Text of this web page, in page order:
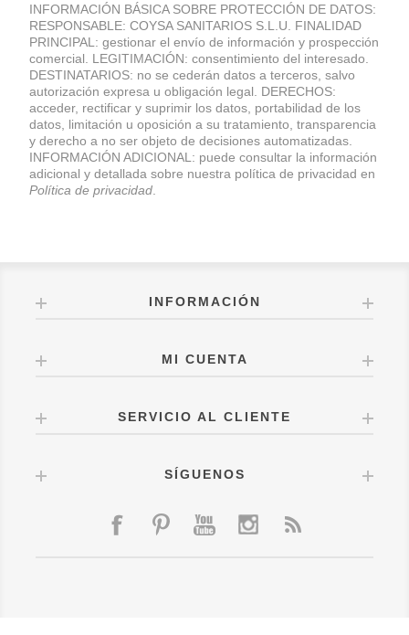
INFORMACIÓN BÁSICA SOBRE PROTECCIÓN DE DATOS:
RESPONSABLE: COYSA SANITARIOS S.L.U. FINALIDAD
PRINCIPAL: gestionar el envío de información y prospección
comercial. LEGITIMACIÓN: consentimiento del interesado.
DESTINATARIOS: no se cederán datos a terceros, salvo
autorización expresa u obligación legal. DERECHOS:
acceder, rectificar y suprimir los datos, portabilidad de los
datos, limitación u oposición a su tratamiento, transparencia
y derecho a no ser objeto de decisiones automatizadas.
INFORMACIÓN ADICIONAL: puede consultar la información
adicional y detallada sobre nuestra política de privacidad en
Política de privacidad
INFORMACIÓN
MI CUENTA
SERVICIO AL CLIENTE
SÍGUENOS